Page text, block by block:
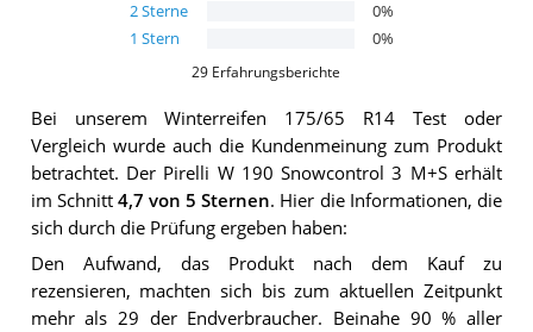
2Sterne 0%
1 Stern 0%
29 Erfahrungsberichte
Bei unseremWinterreifen 175/65 R14 Test oder
Vergleich wurde auch die Kundenmeinung zum Produkt
betrachtet. Der Pirelli W 190 Snowcontrol 3 M+Serhält
im Schnitt 4,7 von 5 Sternen. Hier die Informationen, die
sich durch die Prüfung ergeben haben:
Den Aufwand, das Produkt nach dem Kauf zu
rezensieren, machten sich bis zum aktuellen Zeitpunkt
mehr als 29 der Endverbraucher. Beinahe 90 % aller